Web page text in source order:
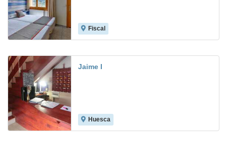
Fiscal
Jaime I
Huesca